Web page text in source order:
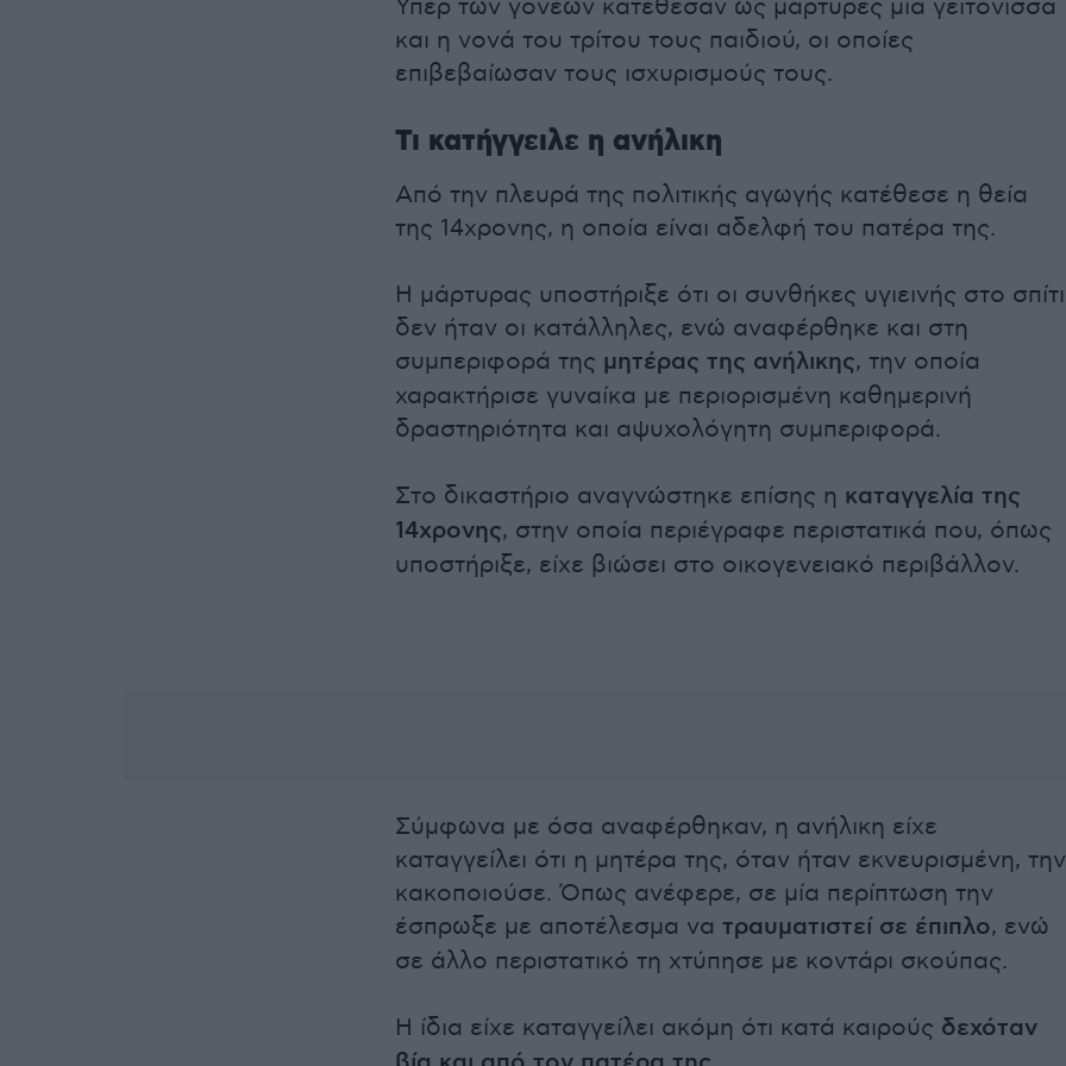
Υπέρ των γονέων κατέθεσαν ως μάρτυρες μία γειτόνισσα
και η νονά του τρίτου τους παιδιού, οι οποίες
επιβεβαίωσαν τους ισχυρισμούς τους.
Τι κατήγγειλε η ανήλικη
Από την πλευρά της πολιτικής αγωγής κατέθεσε η θεία
της 14χρονης, η οποία είναι αδελφή του πατέρα της.
Η μάρτυρας υποστήριξε ότι οι συνθήκες υγιεινής στο σπίτι
δεν ήταν οι κατάλληλες, ενώ αναφέρθηκε και στη
συμπεριφορά της μητέρας της ανήλικης, την οποία
χαρακτήρισε γυναίκα με περιορισμένη καθημερινή
δραστηριότητα και αψυχολόγητη συμπεριφορά.
Στο δικαστήριο αναγνώστηκε επίσης η καταγγελία της
14χρονης, στην οποία περιέγραφε περιστατικά που, όπως
υποστήριξε, είχε βιώσει στο οικογενειακό περιβάλλον.
Σύμφωνα με όσα αναφέρθηκαν, η ανήλικη είχε
καταγγείλει ότι η μητέρα της, όταν ήταν εκνευρισμένη, την
κακοποιούσε. Όπως ανέφερε, σε μία περίπτωση την
έσπρωξε με αποτέλεσμα να τραυματιστεί σε έπιπλο, ενώ
σε άλλο περιστατικό τη χτύπησε με κοντάρι σκούπας.
Η ίδια είχε καταγγείλει ακόμη ότι κατά καιρούς δεχόταν